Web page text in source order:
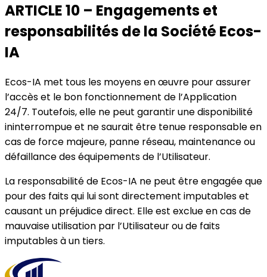
ARTICLE 10 – Engagements et
responsabilités de la Société Ecos-
IA
Ecos-IA met tous les moyens en œuvre pour assurer
l’accès et le bon fonctionnement de l’Application
24/7. Toutefois, elle ne peut garantir une disponibilité
ininterrompue et ne saurait être tenue responsable en
cas de force majeure, panne réseau, maintenance ou
défaillance des équipements de l’Utilisateur.
La responsabilité de Ecos-IA ne peut être engagée que
pour des faits qui lui sont directement imputables et
causant un préjudice direct. Elle est exclue en cas de
mauvaise utilisation par l’Utilisateur ou de faits
imputables à un tiers.